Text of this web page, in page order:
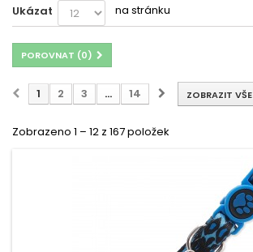
Ukázat na stránku
POROVNAT (0)
ZOBRAZIT VŠE
1 2 3 ... 14
Zobrazeno 1 – 12 z 167 položek